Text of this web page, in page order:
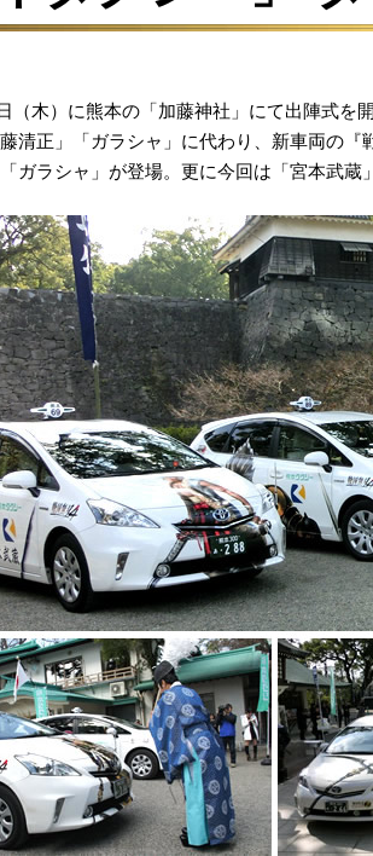
（木）に熊本の「加藤神社」にて出陣式を
清正」「ガラシャ」に代わり、新車両の『
「ガラシャ」が登場。更に今回は「宮本武